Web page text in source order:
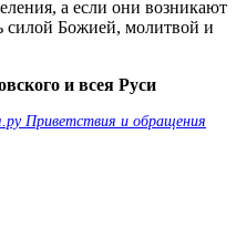
а если они возникают
силой Божией, молитвой и
и всея Руси
Приветствия и обращения